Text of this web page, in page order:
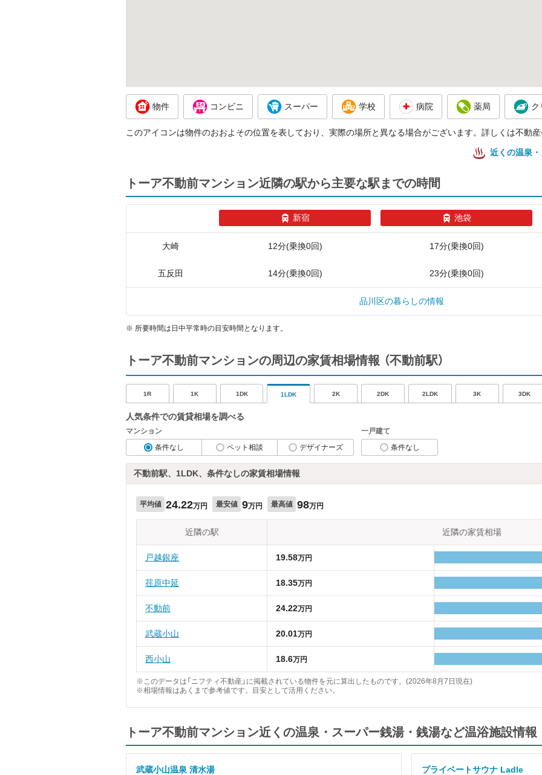
物件 コンビニ スーパー 学校 病院 薬局 ク
このアイコンは物件のおおよその位置を表しており、実際の場所と異なる場合がございます。詳しくは不動
近くの温泉
トーア不動前マンション近隣の駅から主要な駅までの時間
新宿 池袋
大崎 12分(乗換0回) 17分(乗換0回)
五反田 14分(乗換0回) 23分(乗換0回)
品川区の暮らしの情報
※ 所要時間は日中平常時の目安時間となります。
トーア不動前マンションの周辺の家賃相場情報 （不動前駅）
1R 1K 1DK 1LDK 2K 2DK 2LDK 3K 3DK
人気条件での賃貸相場を調べる
マンション
条件なし
ペット相談 デザイナーズ
一戸建て
条件なし
不動前駅、1LDK、条件なしの家賃相場情報
平均値 24.22万円 最安値 9万円 最高値 98万円
近隣の駅 近隣の家賃相場
戸越銀座 19.58万円
荏原中延 18.35万円
不動前 24.22万円
武蔵小山 20.01万円
西小山 18.6万円
※このデータは「ニフティ不動産」に掲載されている物件を元に算出したものです。(2026年8月7日現在)
※相場情報はあくまで参考値です。目安として活用ください。
トーア不動前マンション近くの温泉・スーパー銭湯・銭湯など温浴施設情報
武蔵小山温泉 清水湯 プライベートサウナ Ladle